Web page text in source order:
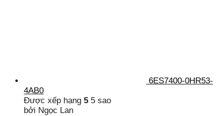
6ES7400-0HR53-
4AB0
Được xếp hạng 5 5 sao
bởi Ngọc Lan